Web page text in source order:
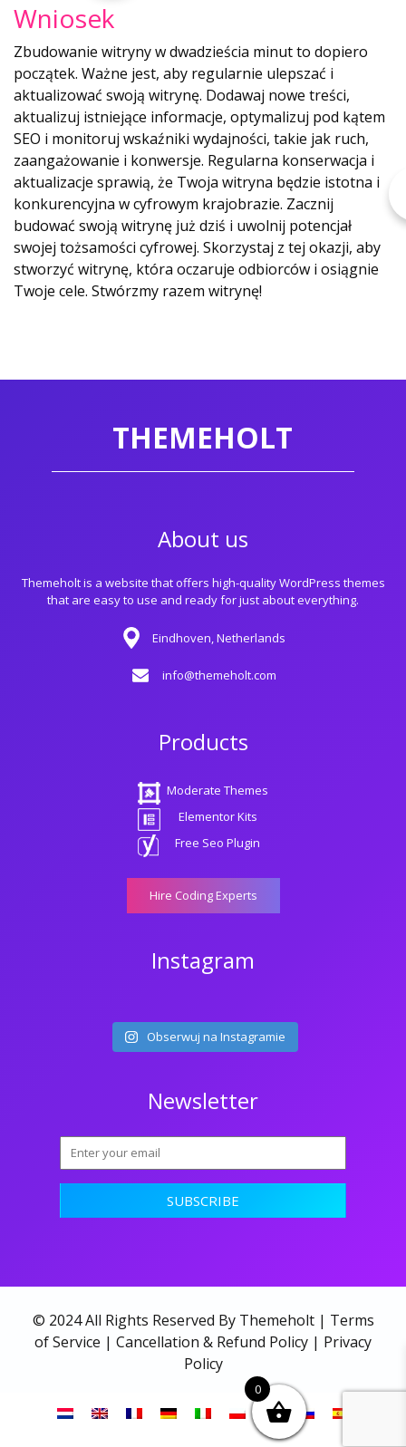
Wniosek
Zbudowanie witryny w dwadzieścia minut to dopiero
początek. Ważne jest, aby regularnie ulepszać i
aktualizować swoją witrynę. Dodawaj nowe treści,
aktualizuj istniejące informacje, optymalizuj pod kątem
SEO i monitoruj wskaźniki wydajności, takie jak ruch,
zaangażowanie i konwersje. Regularna konserwacja i
aktualizacje sprawią, że Twoja witryna będzie istotna i
konkurencyjna w cyfrowym krajobrazie. Zacznij
budować swoją witrynę już dziś i uwolnij potencjał
swojej tożsamości cyfrowej. Skorzystaj z tej okazji, aby
stworzyć witrynę, która oczaruje odbiorców i osiągnie
Twoje cele. Stwórzmy razem witrynę!
THEMEHOLT
About us
Themeholt is a website that offers high-quality WordPress themes
that are easy to use and ready for just about everything.
Eindhoven, Netherlands
info@themeholt.com
Products
Moderate Themes
Elementor Kits
Free Seo Plugin
Hire Coding Experts
Instagram
Obserwuj na Instagramie
Newsletter
© 2024 All Rights Reserved By Themeholt | Terms
of Service | Cancellation & Refund Policy | Privacy
Policy
0